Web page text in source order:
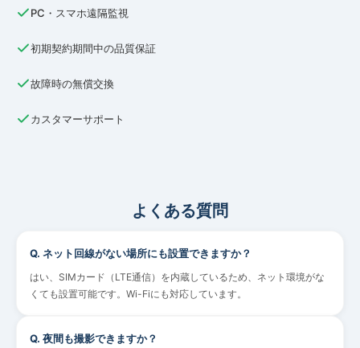
PC・スマホ遠隔監視
初期契約期間中の品質保証
故障時の無償交換
カスタマーサポート
よくある質問
Q. ネット回線がない場所にも設置できますか？
はい、SIMカード（LTE通信）を内蔵しているため、ネット環境がな
くても設置可能です。Wi-Fiにも対応しています。
Q. 夜間も撮影できますか？